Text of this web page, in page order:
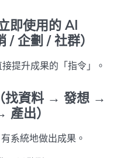
即使用的 AI
企劃 / 社群）
提升成果的「指令」。
找資料 → 發想 →
產出）
系統地做出成果。